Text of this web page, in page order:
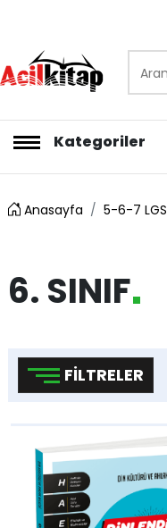
logo
Kategoriler
Anasayfa 5-6-7 LGS
6. SINIF
FILTRELER
AddToWishlist